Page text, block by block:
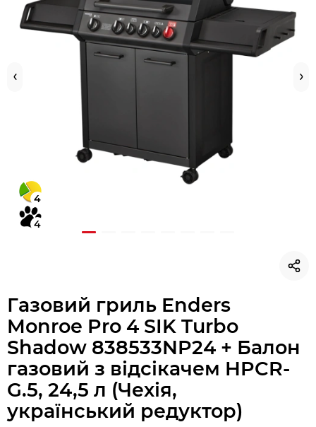
4
4
Газовий гриль Enders
Monroe Pro 4 SIK Turbo
Shadow 838533NP24 + Балон
газовий з відсікачем HPCR-
G.5, 24,5 л (Чехія,
український редуктор)